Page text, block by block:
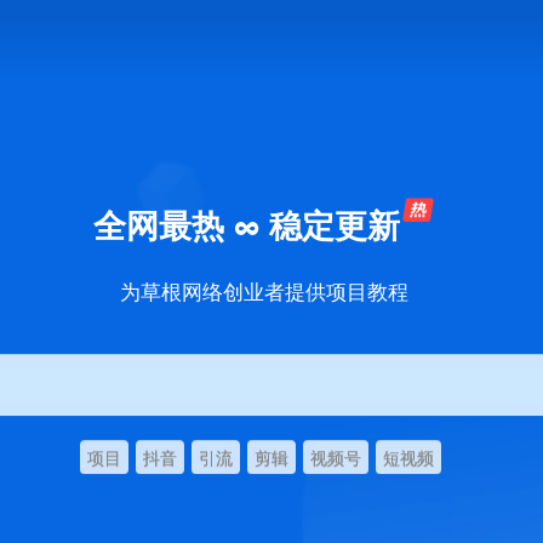
全网最热 ∞ 稳定更新
为草根网络创业者提供项目教程
项目 抖音 引流 剪辑 视频号 短视频